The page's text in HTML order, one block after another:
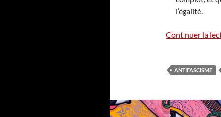
l’égalité.
Continuer la
ANTIFASCISME